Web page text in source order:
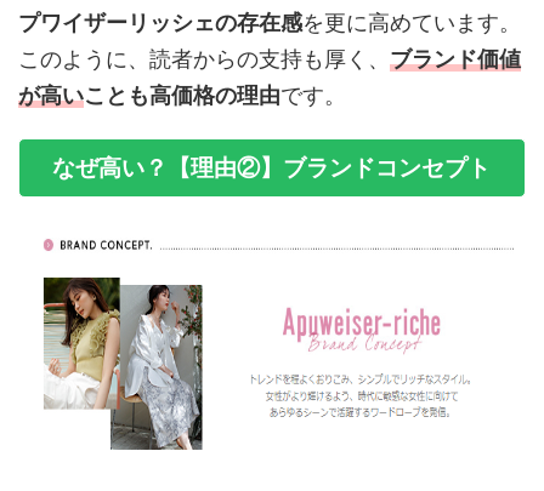
プワイザーリッシェの存在感を更に高めています。
このように、読者からの支持も厚く、 ブランド価値
が高いことも高価格の理由です。
なぜ高い？【理由②】ブランドコンセプト